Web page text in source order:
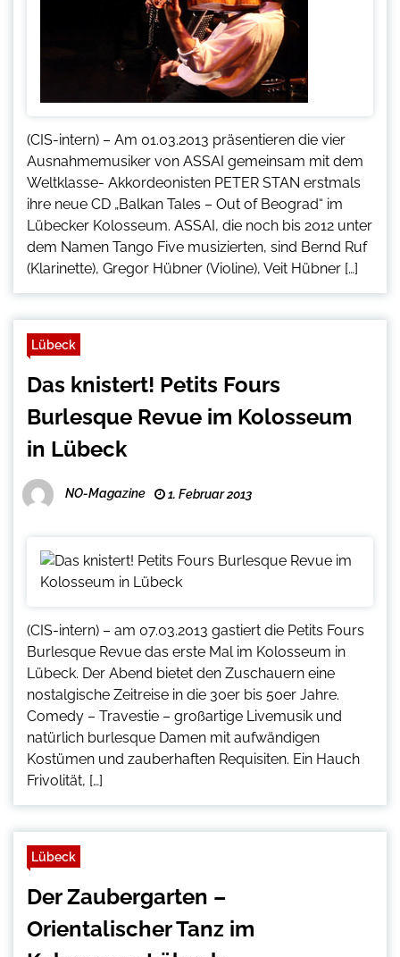
(CIS-intern) – Am 01.03.2013 präsentieren die vier
Ausnahmemusiker von ASSAI gemeinsam mit dem
Weltklasse- Akkordeonisten PETER STAN erstmals
ihre neue CD „Balkan Tales – Out of Beograd“ im
Lübecker Kolosseum. ASSAI, die noch bis 2012 unter
dem Namen Tango Five musizierten, sind Bernd Ruf
(Klarinette), Gregor Hübner (Violine), Veit Hübner […]
Lübeck
Das knistert! Petits Fours
Burlesque Revue im Kolosseum
in Lübeck
NO-Magazine 1. Februar 2013
(CIS-intern) – am 07.03.2013 gastiert die Petits Fours
Burlesque Revue das erste Mal im Kolosseum in
Lübeck. Der Abend bietet den Zuschauern eine
nostalgische Zeitreise in die 30er bis 50er Jahre.
Comedy – Travestie – großartige Livemusik und
natürlich burlesque Damen mit aufwändigen
Kostümen und zauberhaften Requisiten. Ein Hauch
Frivolität, […]
Lübeck
Der Zaubergarten –
Orientalischer Tanz im